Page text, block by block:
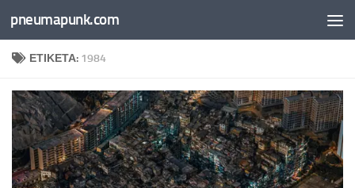
Skip to content
pneumapunk.com
ΕΤΙΚΈΤΑ: 1984